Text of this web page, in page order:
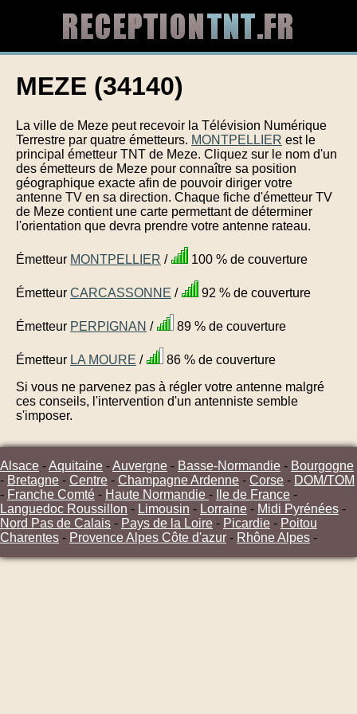
MEZE (34140)
La ville de Meze peut recevoir la Télévision Numérique
Terrestre par quatre émetteurs. MONTPELLIER est le
principal émetteur TNT de Meze. Cliquez sur le nom d'un
des émetteurs de Meze pour connaître sa position
géographique exacte afin de pouvoir diriger votre
antenne TV en sa direction. Chaque fiche d'émetteur TV
de Meze contient une carte permettant de déterminer
l'orientation que devra prendre votre antenne rateau.
Émetteur MONTPELLIER / 100 % de couverture
Émetteur CARCASSONNE / 92 % de couverture
Émetteur PERPIGNAN / 89 % de couverture
Émetteur LA MOURE /
86 % de couverture
Si vous ne parvenez pas à régler votre antenne malgré
ces conseils, l'intervention d'un antenniste semble
s'imposer.
Alsace -Aquitaine -Auvergne - Basse-Normandie - Bourgogne
- Bretagne - Centre - Champagne Ardenne - Corse - DOM/TOM
- Franche Comté - Haute Normandie - Ile de France -
Languedoc Roussillon - Limousin - Lorraine - Midi Pyrénées -
Nord Pas de Calais - Pays de la Loire - Picardie - Poitou
Charentes - Provence Alpes Côte d'azur - Rhône Alpes -